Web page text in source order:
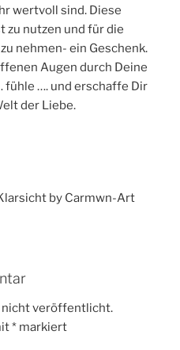
wertvoll sind. Diese
zu nutzen und für die
nehmen- ein Geschenk.
Augen durch Deine
fühle …. und erschaffe Dir
der Liebe.
by Carmwn-Art
nicht veröffentlicht.
* markiert